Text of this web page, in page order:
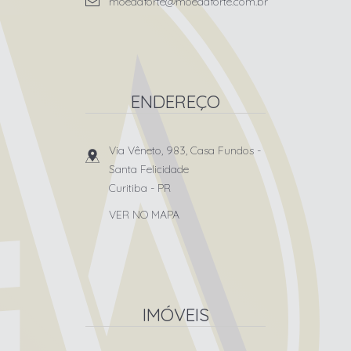
ENDEREÇO
Via Vêneto, 983, Casa Fundos -
Santa Felicidade
Curitiba - PR
VER NO MAPA
IMÓVEIS